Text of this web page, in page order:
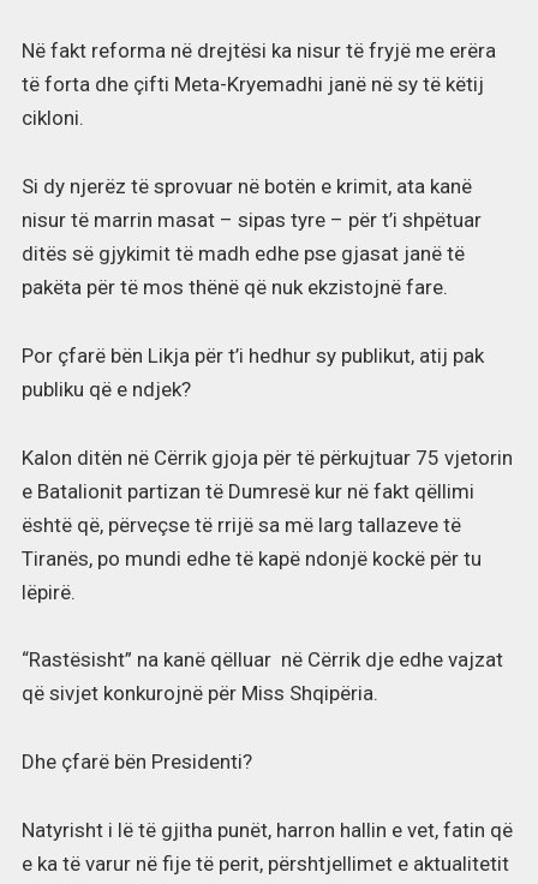
Në fakt reforma në drejtësi ka nisur të fryjë me erëra
të forta dhe çifti Meta-Kryemadhi janë në sy të këtij
cikloni.
Si dy njerëz të sprovuar në botën e krimit, ata kanë
nisur të marrin masat – sipas tyre – për t’i shpëtuar
ditës së gjykimit të madh edhe pse gjasat janë të
pakëta për të mos thënë që nuk ekzistojnë fare.
Por çfarë bën Likja për t’i hedhur sy publikut, atij pak
publiku që e ndjek?
Kalon ditën në Cërrik gjoja për të përkujtuar 75 vjetorin
e Batalionit partizan të Dumresë kur në fakt qëllimi
është që, përveçse të rrijë sa më larg tallazeve të
Tiranës, po mundi edhe të kapë ndonjë kockë për tu
lëpirë.
“Rastësisht” na kanë qëlluar në Cërrik dje edhe vajzat
që sivjet konkurojnë për Miss Shqipëria.
Dhe çfarë bën Presidenti?
Natyrisht i lë të gjitha punët, harron hallin e vet, fatin që
e ka të varur në fije të perit, përshtjellimet e aktualitetit